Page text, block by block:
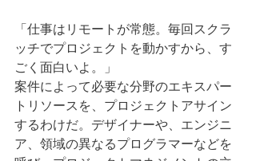
「仕事はリモートが常態。毎回スクラ
ッチでプロジェクトを動かすから、す
ごく面白いよ。」
案件によって必要な分野のエキスパー
トリソースを、プロジェクトアサイン
するわけだ。デザイナーや、エンジニ
ア、領域の異なるプログラマーなどを